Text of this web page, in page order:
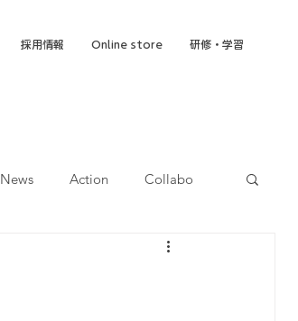
採用情報 Online store 研修・学習
News Action Collabo
就労移行支援